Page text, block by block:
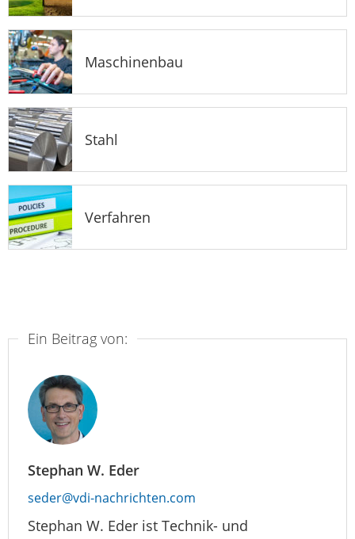
Maschinenbau
Stahl
Verfahren
Ein Beitrag von:
Stephan W. Eder
seder@vdi-nachrichten.com
Stephan W. Eder ist Technik- und